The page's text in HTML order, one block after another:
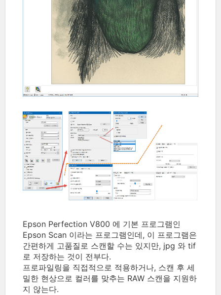
Epson Perfection V800 에 기본 프로그램인
Epson Scan 이라는 프로그램인데, 이 프로그램은
간편하게 고품질로 스캔할 수는 있지만, jpg 와 tif
로 저장하는 것이 전부다.
프로파일링을 직접적으로 적용하거나, 스캔 후 세
밀한 현상으로 컬러를 맞추는 RAW 스캔을 지원하
지 않는다.